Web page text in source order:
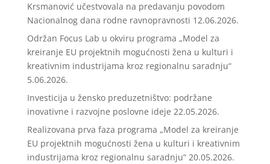
Krsmanović učestvovala na predavanju povodom
Nacionalnog dana rodne ravnopravnosti 12.06.2026.
Održan Focus Lab u okviru programa „Model za
kreiranje EU projektnih mogućnosti žena u kulturi i
kreativnim industrijama kroz regionalnu saradnju“
5.06.2026.
Investicija u žensko preduzetništvo: podržane
inovativne i razvojne poslovne ideje 22.05.2026.
Realizovana prva faza programa „Model za kreiranje
EU projektnih mogućnosti žena u kulturi i kreativnim
industrijama kroz regionalnu saradnju“ 20.05.2026.